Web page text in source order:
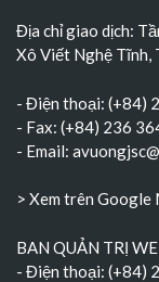
Địa chỉ giao dịch:
Xô Viết Nghệ Tĩnh,
- Điện thoại: (+84)
- Fax: (+84) 236
- Email:
> Xem trên Google
BAN QUẢN TRỊ
- Điện thoại: (+84)